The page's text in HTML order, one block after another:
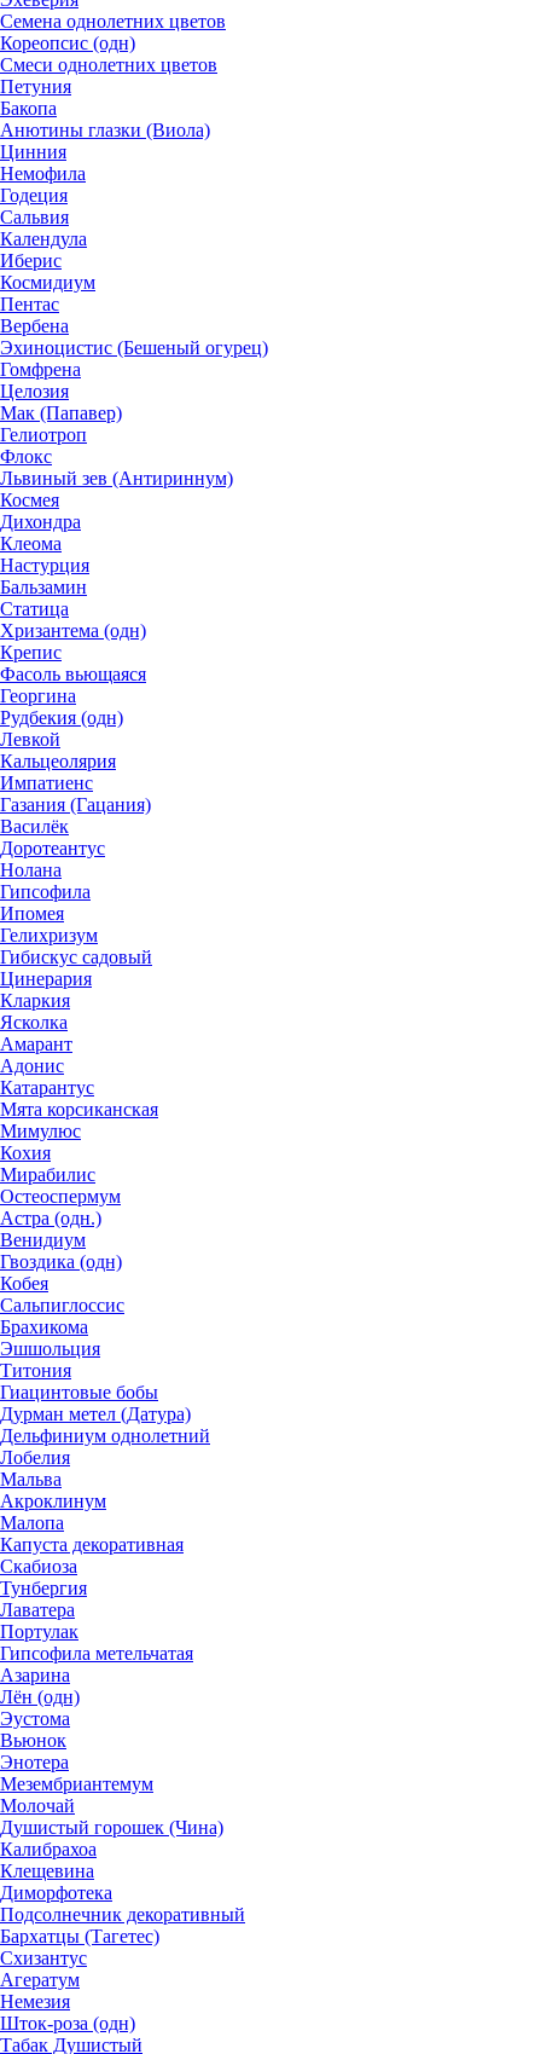
Семена однолетних цветов
Кореопсис (одн)
Смеси однолетних цветов
Петуния
Бакопа
Анютины глазки (Виола)
Цинния
Немофила
Годеция
Сальвия
Календула
Иберис
Космидиум
Пентас
Вербена
Эхиноцистис (Бешеный огурец)
Гомфрена
Целозия
Мак (Папавер)
Гелиотроп
Флокс
Львиный зев (Антириннум)
Космея
Дихондра
Клеома
Настурция
Бальзамин
Статица
Хризантема (одн)
Крепис
Фасоль вьющаяся
Георгина
Рудбекия (одн)
Левкой
Кальцеолярия
Импатиенс
Газания (Гацания)
Василёк
Доротеантус
Нолана
Гипсофила
Ипомея
Гелихризум
Гибискус садовый
Цинерария
Кларкия
Ясколка
Амарант
Адонис
Катарантус
Мята корсиканская
Мимулюс
Кохия
Мирабилис
Остеоспермум
Астра (одн.)
Венидиум
Гвоздика (одн)
Кобея
Сальпиглоссис
Брахикома
Эшшольция
Титония
Гиацинтовые бобы
Дурман метел (Датура)
Дельфиниум однолетний
Лобелия
Мальва
Акроклинум
Малопа
Капуста декоративная
Скабиоза
Тунбергия
Лаватера
Портулак
Гипсофила метельчатая
Азарина
Лён (одн)
Эустома
Вьюнок
Энотера
Мезембриантемум
Молочай
Душистый горошек (Чина)
Калибрахоа
Клещевина
Диморфотека
Подсолнечник декоративный
Бархатцы (Тагетес)
Схизантус
Агератум
Немезия
Шток-роза (одн)
Табак Душистый